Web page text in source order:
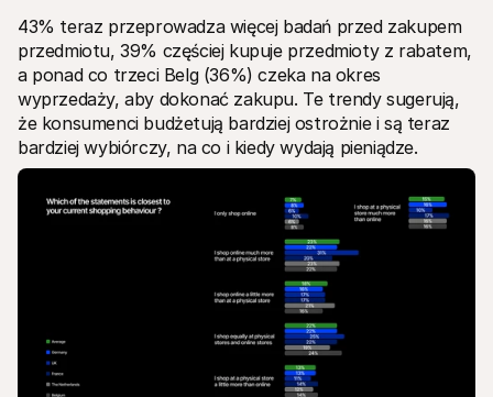
43% teraz przeprowadza więcej badań przed zakupem
przedmiotu, 39% częściej kupuje przedmioty z rabatem,
a ponad co trzeci Belg (36%) czeka na okres
wyprzedaży, aby dokonać zakupu. Te trendy sugerują,
że konsumenci budżetują bardziej ostrożnie i są teraz
bardziej wybiórczy, na co i kiedy wydają pieniądze.